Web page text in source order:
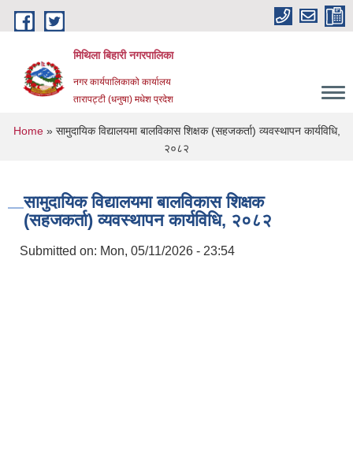
Skip to main content
मिथिला बिहारी नगरपालिका
नगर कार्यपालिकाको कार्यालय
तारापट्टी (धनुषा) मधेश प्रदेश
You are here
Home» सामुदायिक विद्यालयमा बालविकास शिक्षक (सहजकर्ता) व्यवस्थापन कार्यविधि,
२०८२
सामुदायिक विद्यालयमा बालविकास शिक्षक
(सहजकर्ता) व्यवस्थापन कार्यविधि, २०८२
Submitted on: Mon, 05/11/2026 - 23:54